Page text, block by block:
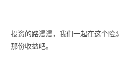
投资的路漫漫，我们一起在这个险
那份收益吧。